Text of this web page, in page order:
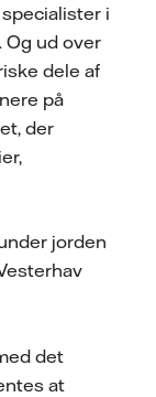
i
ud over
dele af
på
der
jorden
det
at